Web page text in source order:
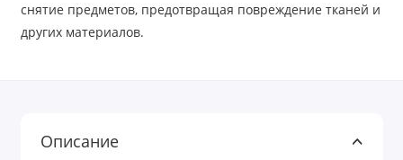
снятие предметов, предотвращая повреждение тканей и
других материалов.
Описание